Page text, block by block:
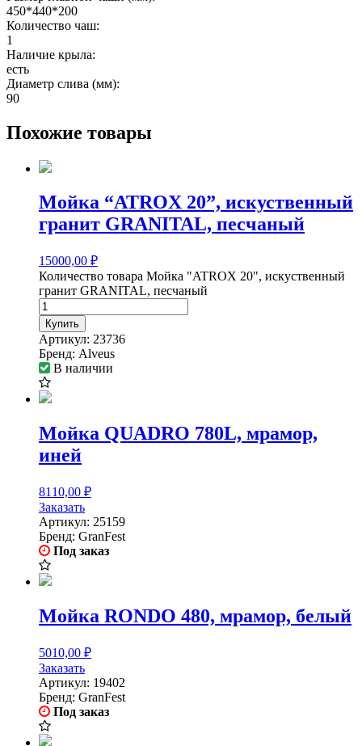
450*440*200
Количество чаш:
1
Наличие крыла:
есть
Диаметр слива (мм):
90
Похожие товары
Мойка “ATROX 20”, искуственный
гранит GRANITAL, песчаный
15000,00 ₽
Количество товара Мойка "ATROX 20", искуственный
гранит GRANITAL, песчаный
Купить
Артикул: 23736
Бренд: Alveus
В наличии
Мойка QUADRO 780L, мрамор,
иней
8110,00 ₽
Заказать
Артикул: 25159
Бренд: GranFest
Под заказ
Мойка RONDO 480, мрамор, белый
5010,00 ₽
Заказать
Артикул: 19402
Бренд: GranFest
Под заказ